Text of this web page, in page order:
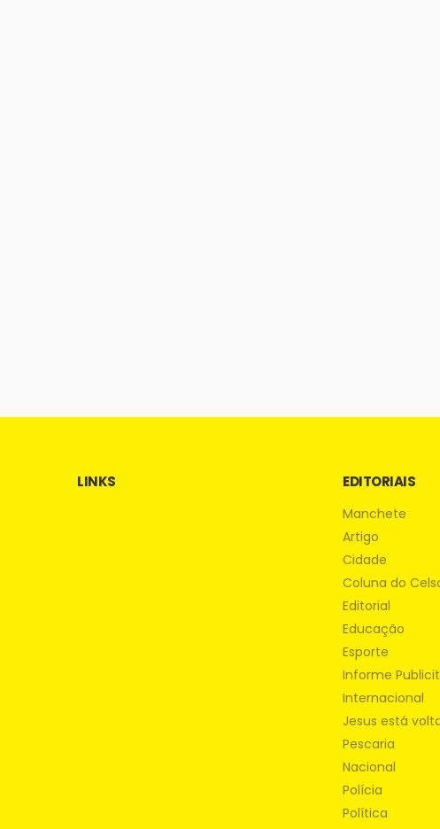
LINKS EDITORIAIS
Manchete
Artigo
Cidade
Coluna do
Editorial
Educação
Esporte
Informe
Internacional
Jesus está
Pescaria
Nacional
Polícia
Política